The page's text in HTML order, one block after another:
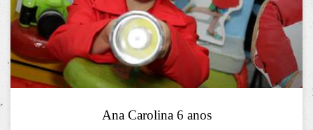
Ana Carolina 6 anos